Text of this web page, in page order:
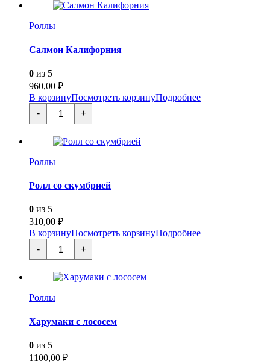
лососем
Роллы
Салмон Калифорния
0 из 5
960,00 ₽
В корзинуПосмотреть корзинуПодробнее
-
Количество
товара
Салмон
Калифорния
+
Роллы
Ролл со скумбрией
0 из 5
310,00 ₽
В корзинуПосмотреть корзинуПодробнее
-
товара
Ролл
со
скумбрией
+
Роллы
Харумаки с лососем
0 из 5
1100,00 ₽